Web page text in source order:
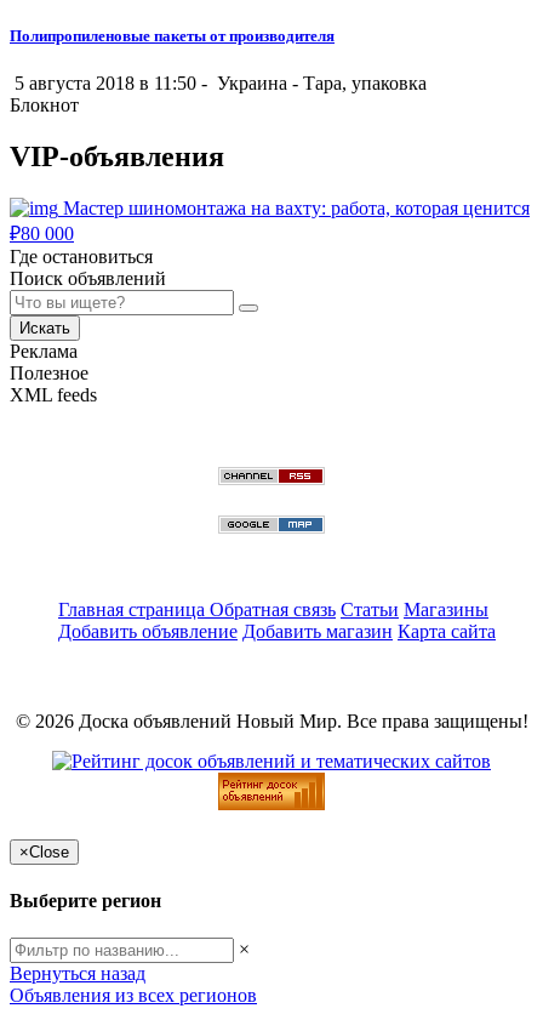
Полипропиленовые пакеты от производителя
5 августа 2018 в 11:50 - Украина - Тара, упаковка
Блокнот
VIP-объявления
Мастер шиномонтажа на вахту: работа, которая ценится
₽80 000
Где остановиться
Поиск объявлений
Искать
Реклама
Полезное
XML feeds
Главная страница Обратная связь Статьи Магазины
Добавить объявление Добавить магазин Карта сайта
© 2026 Доска объявлений Новый Мир. Все права защищены!
×Close
Выберите регион
×
Вернуться назад
Объявления из всех регионов